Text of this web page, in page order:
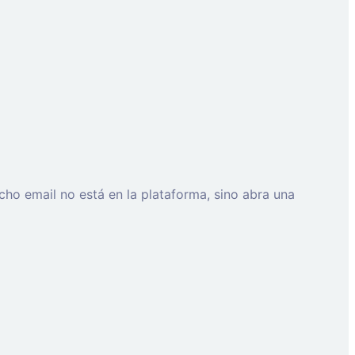
email no está en la plataforma, sino abra una